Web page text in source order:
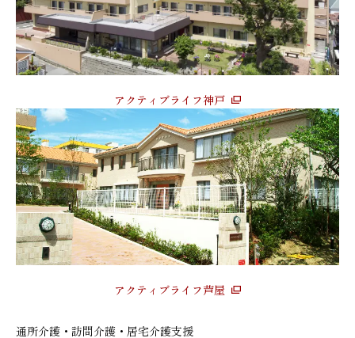
アクティブライフ神戸
アクティブライフ芦屋
通所介護・訪問介護・居宅介護支援